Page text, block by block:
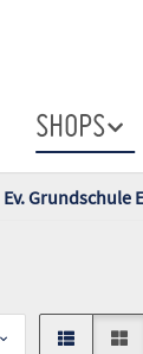
SHOPS
Ev. Grundschule